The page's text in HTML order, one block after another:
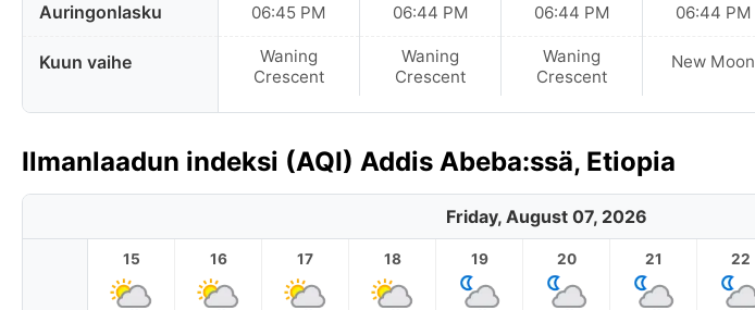
Auringonlasku
Kuun vaihe
06:45 PM
Waning
Crescent
06:44 PM
Waning
Crescent
06:44 PM
Waning
Crescent
06:44 PM
New Moon
Ilmanlaadun indeksi (AQI) Addis Abeba:ssä, Etiopia
Friday, August 07, 2026
15 16 17 18 19 20 21 22